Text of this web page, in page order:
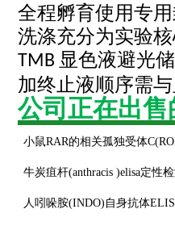
全程孵育使用专
洗涤充分为实验
TMB 显色液避光
加终止液顺序需
公司正在出
小鼠RAR的相关孤独受体
牛炭疽杆(anthracis )elisa定性
人吲哚胺(INDO)自身抗体